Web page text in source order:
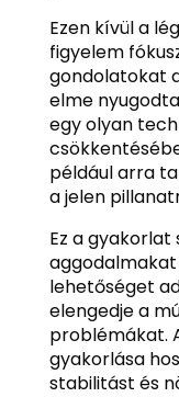
Ezen kívül a
figyelem
gondolatokat
elme
egy olyan
például arra
a jelen
Ez a
lehetőséget
elengedje a
problémákat.
gyakorlása
stabilitást és